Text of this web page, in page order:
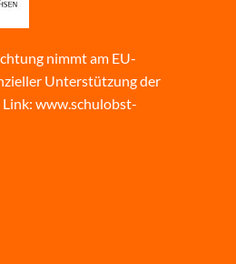
nimmt am EU-
Unterstützung der
www.schulobst-